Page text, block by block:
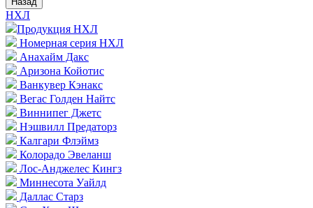
НХЛ
Продукция НХЛ
Номерная серия НХЛ
Анахайм Дакс
Аризона Койотис
Ванкувер Кэнакс
Вегас Голден Найтс
Виннипег Джетс
Нэшвилл Предаторз
Калгари Флэймз
Колорадо Эвеланш
Лос-Анджелес Кингз
Миннесота Уайлд
Даллас Старз